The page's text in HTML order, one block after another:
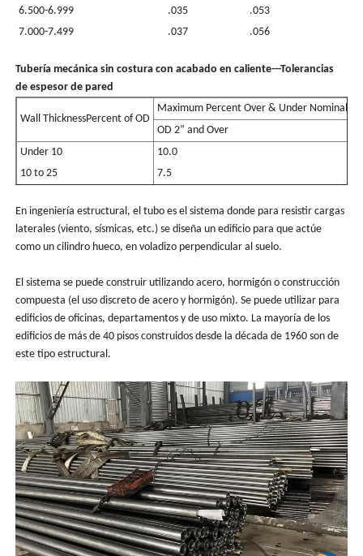
6.500-6.999
.035
.053
7.000-7.499
.037 .056
Tubería mecánica sin costura con acabado en caliente---Tolerancias
de espesor de pared
Wall ThicknessPercent of OD
Maximum Percent Over & Under Nominal
OD 2” and Over
Under 10
10 to 25
10.0
7.5
En ingeniería estructural, el tubo es el sistema donde para resistir cargas
laterales (viento, sísmicas, etc.) se diseña un edificio para que actúe
como un cilindro hueco, en voladizo perpendicular al suelo.
El sistema se puede construir utilizando acero, hormigón o construcción
compuesta (el uso discreto de acero y hormigón). Se puede utilizar para
edificios de oficinas, departamentos y de uso mixto. La mayoría de los
edificios de más de 40 pisos construidos desde la década de 1960 son de
este tipo estructural.